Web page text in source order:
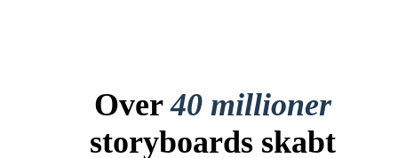
Over40 millioner
storyboards skabt